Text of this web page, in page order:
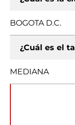
BOGOTA D.C.
¿Cuál es el
MEDIANA